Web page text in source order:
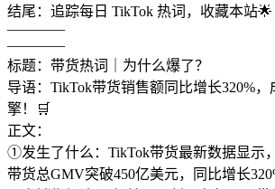
结尾：追踪每日 TikTok 热词，收藏本站🌟
————
————
标题：带货热词｜为什么爆了？
导语：TikTok带货销售额同比增长320%，
擎！🛒
正文：
①发生了什么：TikTok带货最新数据显示
带货总GMV突破450亿美元，同比增长